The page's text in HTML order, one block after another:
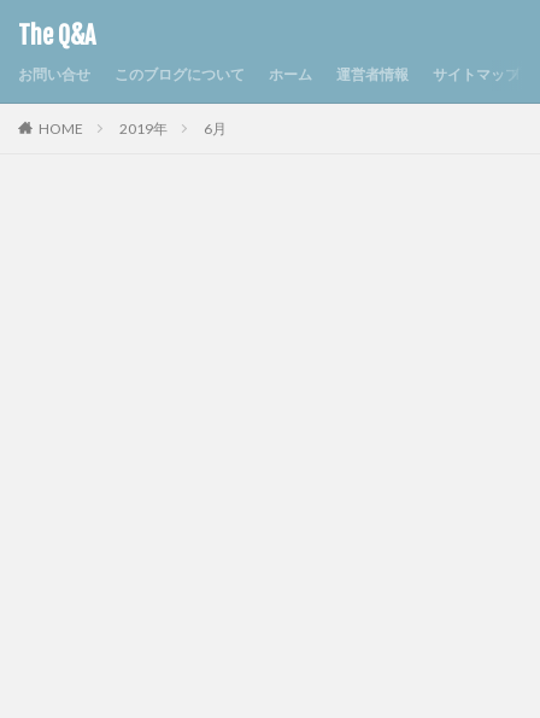
The Q&A
お問い合せ このブログについて ホーム 運営者情報 サイトマップ
HOME 2019年 6月